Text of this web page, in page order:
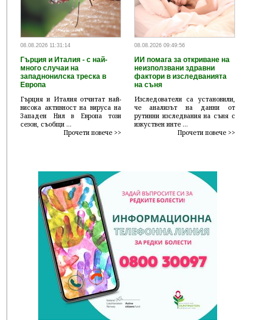
08.08.2026 11:31:14
Гърция и Италия - с най-
много случаи на
западнонилска треска в
Европа
Гърция и Италия отчитат най-
висока активност на вируса на
Западен Нил в Европа този
сезон, съобщи ...
Прочети повече >>
08.08.2026 09:49:56
ИИ помага за откриване на
неизползвани здравни
фактори в изследванията
на съня
Изследователи са установили,
че анализът на данни от
рутинни изследвания на съня с
изкуствен инте ...
Прочети повече >>